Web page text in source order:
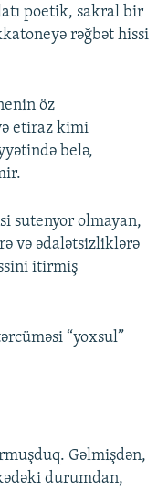
poetik, sakral bir
rəğbət hissi
öz
etiraz kimi
belə,
sutenyor olmayan,
və ədalətsizliklərə
itirmiş
“yoxsul”
Gəlmişdən,
durumdan,